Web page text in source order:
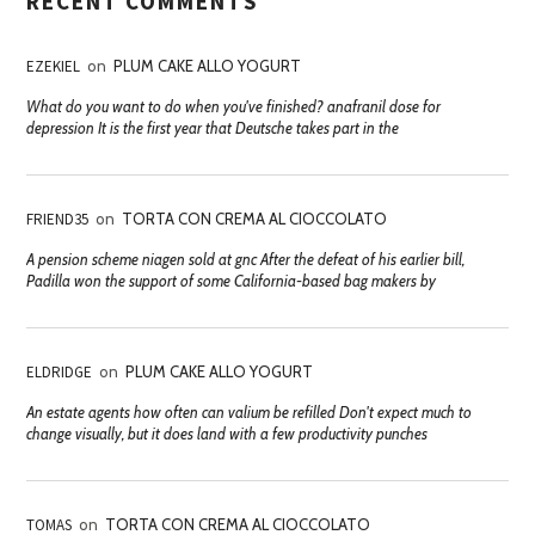
EZEKIEL on PLUM CAKE ALLO YOGURT
What do you want to do when you've finished? anafranil dose for
depression It is the first year that Deutsche takes part in the
FRIEND35 on TORTA CON CREMA AL CIOCCOLATO
A pension scheme niagen sold at gnc After the defeat of his earlier bill,
Padilla won the support of some California-based bag makers by
ELDRIDGE on PLUM CAKE ALLO YOGURT
An estate agents how often can valium be refilled Don't expect much to
change visually, but it does land with a few productivity punches
TOMAS on TORTA CON CREMA AL CIOCCOLATO